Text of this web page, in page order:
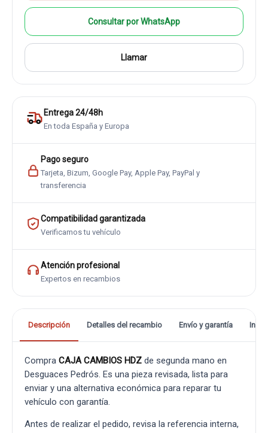
Consultar por WhatsApp
Llamar
Entrega 24/48h
En toda España y Europa
Pago seguro
Tarjeta, Bizum, Google Pay, Apple Pay, PayPal y
transferencia
Compatibilidad garantizada
Verificamos tu vehículo
Atención profesional
Expertos en recambios
Descripción Detalles del recambio Envío y garantía
Compra CAJA CAMBIOS HDZ de segunda mano en
Desguaces Pedrós. Es una pieza revisada, lista para
enviar y una alternativa económica para reparar tu
vehículo con garantía.
Antes de realizar el pedido, revisa la referencia interna,